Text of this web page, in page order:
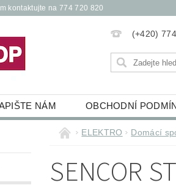
kontaktujte na 774 720 820
(+420)
NÁM OBCHODNÍ
A KOLOBĚŽKY
OCHRANNÉ POMŮCKY
ELEKTRO Domácí
SENCOR